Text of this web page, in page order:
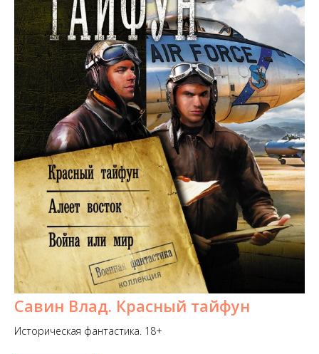
Савин Влад. Красный тайфун
Историческая фантастика. 18+